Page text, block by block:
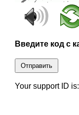
Введите код с
Отправить
Your support ID